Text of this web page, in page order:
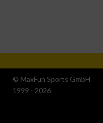
© MaxFun Sports GmbH
1999 - 2026